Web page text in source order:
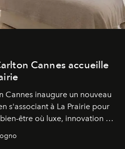
Cannes accueille
Cannes inaugure un nouveau
s'associant à La Prairie pour
être où luxe, innovation et